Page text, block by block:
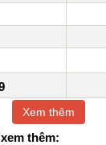
Xem thêm
thêm: